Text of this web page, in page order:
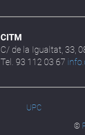
CITM
C/ de la Igualtat, 33,
Tel. 93 112 03 67
UPC
©